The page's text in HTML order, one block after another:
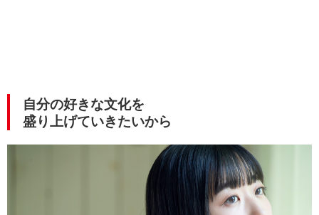
自分の好きな文化を
盛り上げていきたいから